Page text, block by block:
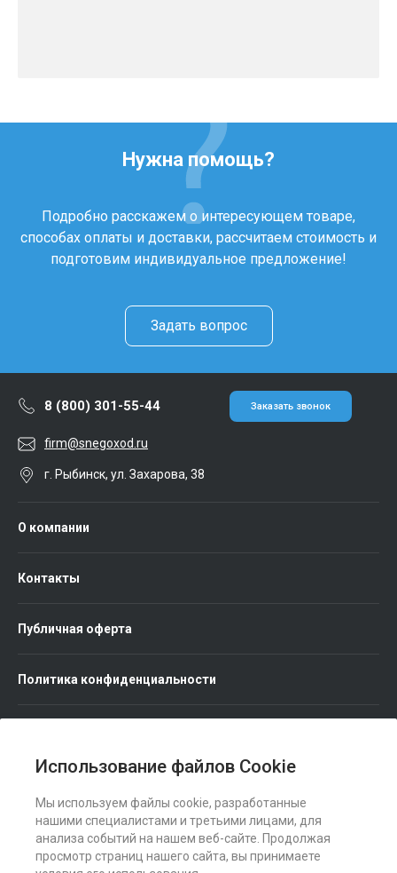
Использование файлов Cookie
Мы используем файлы cookie, разработанные
нашими специалистами и третьими лицами, для
анализа событий на нашем веб-сайте. Продолжая
просмотр страниц нашего сайта, вы принимаете
Нужна помощь?
Подробно расскажем о интересующем товаре,
способах оплаты и доставки, рассчитаем стоимость и
подготовим индивидуальное предложение!
Задать вопрос
8 (800) 301-55-44 Заказать звонок
firm@snegoxod.ru
г. Рыбинск, ул. Захарова, 38
О компании
Контакты
Публичная оферта
Политика конфиденциальности
Мы в соц. сетях